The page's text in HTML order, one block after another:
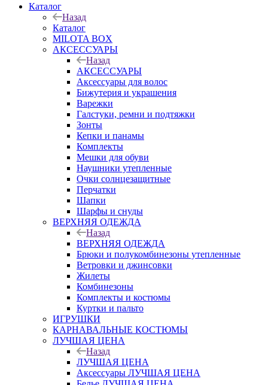
Каталог
Назад
Каталог
MILOTA BOX
АКСЕССУАРЫ
Назад
АКСЕССУАРЫ
Аксессуары для волос
Бижутерия и украшения
Варежки
Галстуки, ремни и подтяжки
Зонты
Кепки и панамы
Комплекты
Мешки для обуви
Наушники утепленные
Очки солнцезащитные
Перчатки
Шапки
Шарфы и снуды
ВЕРХНЯЯ ОДЕЖДА
Назад
ВЕРХНЯЯ ОДЕЖДА
Брюки и полукомбинезоны утепленные
Ветровки и джинсовки
Жилеты
Комбинезоны
Комплекты и костюмы
Куртки и пальто
ИГРУШКИ
КАРНАВАЛЬНЫЕ КОСТЮМЫ
ЛУЧШАЯ ЦЕНА
Назад
ЛУЧШАЯ ЦЕНА
Аксессуары ЛУЧШАЯ ЦЕНА